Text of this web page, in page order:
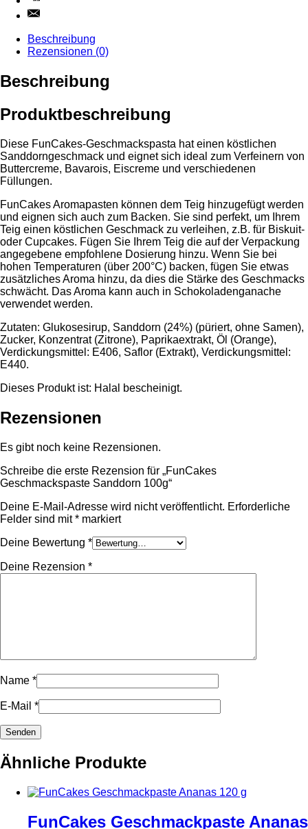
Beschreibung
Rezensionen (0)
Beschreibung
Produktbeschreibung
Diese FunCakes-Geschmackspasta hat einen köstlichen
Sanddorngeschmack und eignet sich ideal zum Verfeinern von
Buttercreme, Bavarois, Eiscreme und verschiedenen
Füllungen.
FunCakes Aromapasten können dem Teig hinzugefügt werden
und eignen sich auch zum Backen. Sie sind perfekt, um Ihrem
Teig einen köstlichen Geschmack zu verleihen, z.B. für Biskuit-
oder Cupcakes. Fügen Sie Ihrem Teig die auf der Verpackung
angegebene empfohlene Dosierung hinzu. Wenn Sie bei
hohen Temperaturen (über 200°C) backen, fügen Sie etwas
zusätzliches Aroma hinzu, da dies die Stärke des Geschmacks
schwächt. Das Aroma kann auch in Schokoladenganache
verwendet werden.
Zutaten: Glukosesirup, Sanddorn (24%) (püriert, ohne Samen),
Zucker, Konzentrat (Zitrone), Paprikaextrakt, Öl (Orange),
Verdickungsmittel: E406, Saflor (Extrakt), Verdickungsmittel:
E440.
Dieses Produkt ist: Halal bescheinigt.
Rezensionen
Es gibt noch keine Rezensionen.
Schreibe die erste Rezension für „FunCakes
Geschmackspaste Sanddorn 100g“
Deine E-Mail-Adresse wird nicht veröffentlicht. Erforderliche
Felder sind mit* markiert
Deine Bewertung *
Deine Rezension *
Name *
E-Mail *
Ähnliche Produkte
FunCakes Geschmackpaste Ananas